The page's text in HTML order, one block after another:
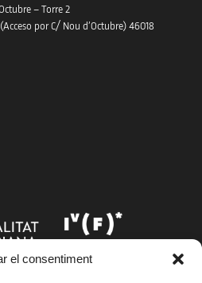
el consentiment
– Torre 2
por C/ Nou d’Octubre) 46018